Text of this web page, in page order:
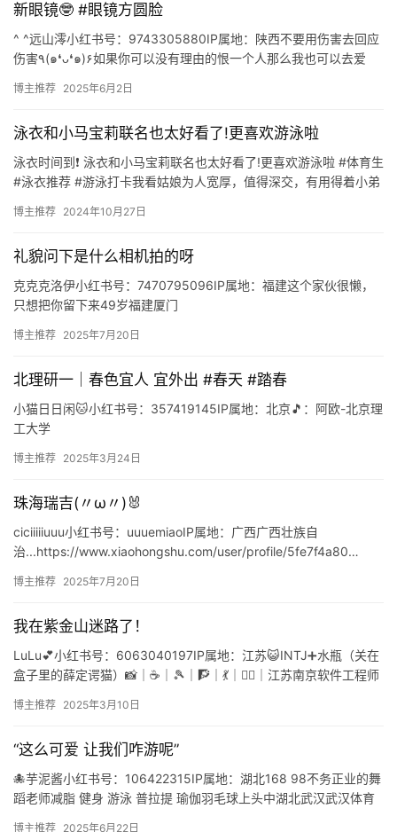
🎬
短
场
新眼镜🤓 #眼镜方圆脸
^ ^远山澪小红书号：9743305880IP属地：陕西不要用伤害去回应
伤害٩(๑❛ᴗ❛๑)۶如果你可以没有理由的恨一个人那么我也可以去爱
博主推荐 2025年6月2日
泳衣和小马宝莉联名也太好看了!更喜欢游泳啦
泳衣时间到❗️ 泳衣和小马宝莉联名也太好看了!更喜欢游泳啦 #体育生
#泳衣推荐 #游泳打卡我看姑娘为人宽厚，值得深交，有用得着小弟
博主推荐 2024年10月27日
礼貌问下是什么相机拍的呀
克克克洛伊小红书号：7470795096IP属地：福建这个家伙很懒，
只想把你留下来49岁福建厦门
博主推荐 2025年7月20日
北理研一｜春色宜人 宜外出 #春天 #踏春
小猫日日闲🐱小红书号：357419145IP属地：北京🎵：阿欧-北京理
工大学
博主推荐 2025年3月24日
珠海瑞吉(〃ω〃)🐰
ciciiiiiuuu小红书号：uuuemiaoIP属地：广西广西壮族自
治...https://www.xiaohongshu.com/user/profile/5fe7f4a80…
博主推荐 2025年7月20日
我在紫金山迷路了！
LuLu💕小红书号：6063040197IP属地：江苏😺INTJ➕水瓶（关在
盒子里的薛定谔猫）📸｜☕️｜🎾｜🧗｜💃｜🏊‍♀️｜江苏南京软件工程师
博主推荐 2025年3月10日
“这么可爱 让我们咋游呢”
🐙芋泥酱小红书号：106422315IP属地：湖北168 98不务正业的舞
蹈老师减脂 健身 游泳 普拉提 瑜伽羽毛球上头中湖北武汉武汉体育
博主推荐 2025年6月22日